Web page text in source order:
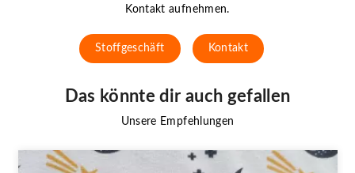
Kontakt aufnehmen.
Stoffgeschäft Kontakt
Das könnte dir auch gefallen
Unsere Empfehlungen